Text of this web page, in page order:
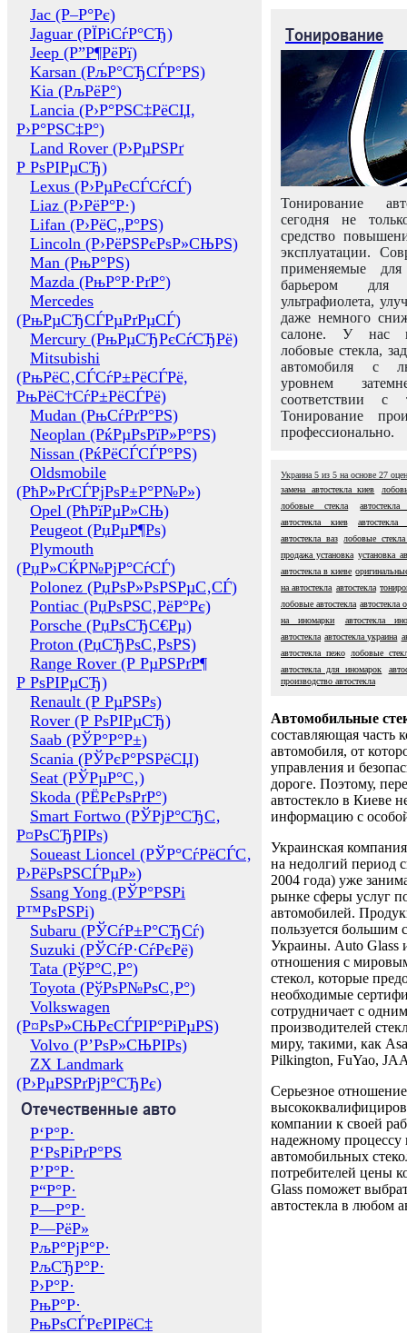
Jac (Р–Р°Рє)
Jaguar (РЇРіСѓР°СЂ)
Jeep (Р”Р¶РёРї)
Karsan (РљР°СЂСЃР°РЅ)
Kia (РљРёР°)
Lancia (Р›Р°РЅС‡РёСЏ,
Р›Р°РЅС‡Р°)
Land Rover (Р›РµРЅРґ
Р РѕРІРµСЂ)
Lexus (Р›РµРєСЃСѓСЃ)
Liaz (Р›РёР°Р·)
Lifan (Р›РёС„Р°РЅ)
Lincoln (Р›РёРЅРєРѕР»СЊРЅ)
Man (РњР°РЅ)
Mazda (РњР°Р·РґР°)
Mercedes
(РњРµСЂСЃРµРґРµСЃ)
Mercury (РњРµСЂРєСѓСЂРё)
Mitsubishi
(РњРёС‚СЃСѓР±РёСЃРё,
РњРёС†СѓР±РёСЃРё)
Mudan (РњСѓРґР°РЅ)
Neoplan (РќРµРѕРїР»Р°РЅ)
Nissan (РќРёСЃСЃР°РЅ)
Oldsmobile
(РћР»РґСЃРјРѕР±Р°Р№Р»)
Opel (РћРїРµР»СЊ)
Peugeot (РџРµР¶Рѕ)
Plymouth
(РџР»СЌР№РјР°СѓСЃ)
Polonez (РџРѕР»РѕРЅРµС‚СЃ)
Pontiac (РџРѕРЅС‚РёР°Рє)
Porsche (РџРѕСЂС€Рµ)
Proton (РџСЂРѕС‚РѕРЅ)
Range Rover (Р РµРЅРґР¶
Р РѕРІРµСЂ)
Renault (Р РµРЅРѕ)
Rover (Р РѕРІРµСЂ)
Saab (РЎР°Р°Р±)
Scania (РЎРєР°РЅРёСЏ)
Seat (РЎРµР°С‚)
Skoda (РЁРєРѕРґР°)
Smart Fortwo (РЎРјР°СЂС‚
Р¤РѕСЂРІРѕ)
Soueast Lioncel (РЎР°СѓРёСЃС‚
Р›РёРѕРЅСЃРµР»)
Ssang Yong (РЎР°РЅРі
Р™РѕРЅРі)
Subaru (РЎСѓР±Р°СЂСѓ)
Suzuki (РЎСѓР·СѓРєРё)
Tata (РўР°С‚Р°)
Toyota (РўРѕР№РѕС‚Р°)
Volkswagen
(Р¤РѕР»СЊРєСЃРІР°РіРµРЅ)
Volvo (Р’РѕР»СЊРІРѕ)
ZX Landmark
(Р›РµРЅРґРјР°СЂРє)
Отечественные авто
Р‘Р°Р·
Р‘РѕРіРґР°РЅ
Р’Р°Р·
Р“Р°Р·
Р—Р°Р·
Р—РёР»
РљР°РјР°Р·
РљСЂР°Р·
Р›Р°Р·
РњР°Р·
РњРѕСЃРєРІРёС‡
Тонирование
Тонирование
сегодня не
средство
эксплуатации.
применяемые
барьером для
ультрафиолета,
даже немного
салоне. У нас
лобовые стекла,
автомобиля с
уровнем
соответствии с
Тонирование
профессионально.
Украина 5 из 5 на основе 27
замена автостекла киев
лобовые стекла
автостекла киев
автостекла
автостекла ваз
лобовые
продажа установка установка
автостекла в киеве
на автостекла автостекла
лобовые автостекла автостекла
на иномарки
автостекла
автостекла автостекла украина
автостекла пежо
лобовые
автостекла для иномарок
производство автостекла
Автомобильные
составляющая часть
автомобиля, от
управления и
дороге. Поэтому,
автостекло в Киеве
информацию с
Украинская
на недолгий период
2004 года) уже
рынке сферы услуг
автомобилей.
пользуется большим
Украины. Auto Glass
отношения с
стекол, которые
необходимые
сотрудничает с
производителей
миру, такими, как
Pilkington, FuYao,
Серьезное отношение
компании к своей
надежному процессу
автомобильных
потребителей цены
Glass поможет
автостекла в любом